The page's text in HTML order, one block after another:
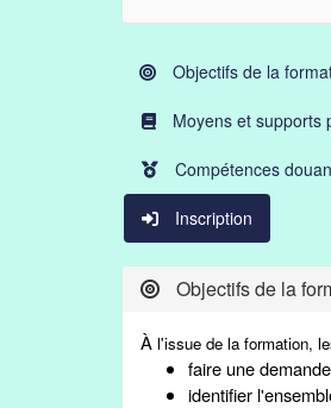
Objectifs de la
Moyens et supports
Compétences
Inscription
Objectifs de la
À l'issue de la formation,
faire une
identifier